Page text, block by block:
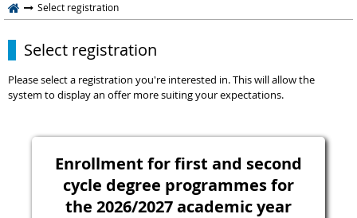
Select registration
Select registration
Please select a registration you're interested in. This will allow the
system to display an offer more suiting your expectations.
Enrollment for first and second
cycle degree programmes for
the 2026/2027 academic year